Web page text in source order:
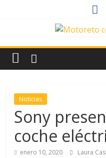
News
Noticias
coches
de
ocasión
Noticias
Sony
coche
enero 10, 2020 Laura